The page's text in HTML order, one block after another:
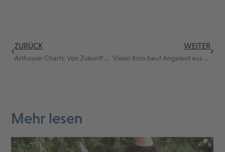
ZURÜCK
Arthouse-Charts: Von Zukunft und Vergangenheit
WEITER
Vision Kino baut Angebot aus und setzt Qualitätsimpulse für den Kulturort Kino
Mehr lesen